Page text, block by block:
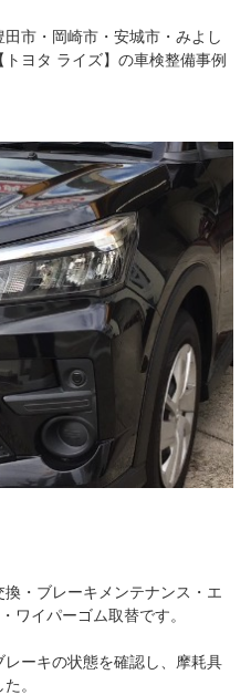
市・岡崎市・安城市・みよし
ヨタ ライズ】の車検整備事例
・ブレーキメンテナンス・エ
ワイパーゴム取替です。
ーキの状態を確認し、摩耗具
。